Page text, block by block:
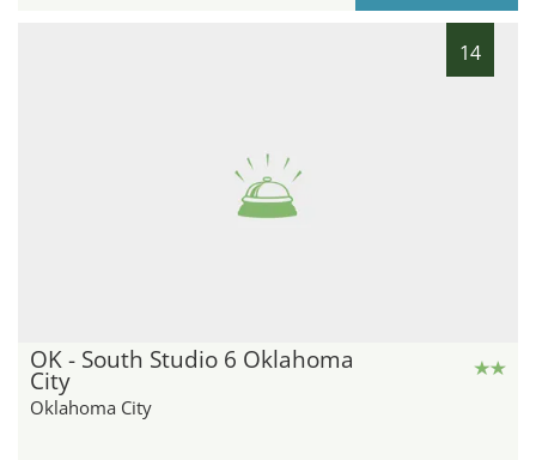
14
OK - South Studio 6 Oklahoma
City
Oklahoma City